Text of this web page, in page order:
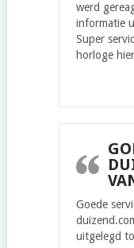
werd
informatie
Super
horloge
Goede
uitgelegd